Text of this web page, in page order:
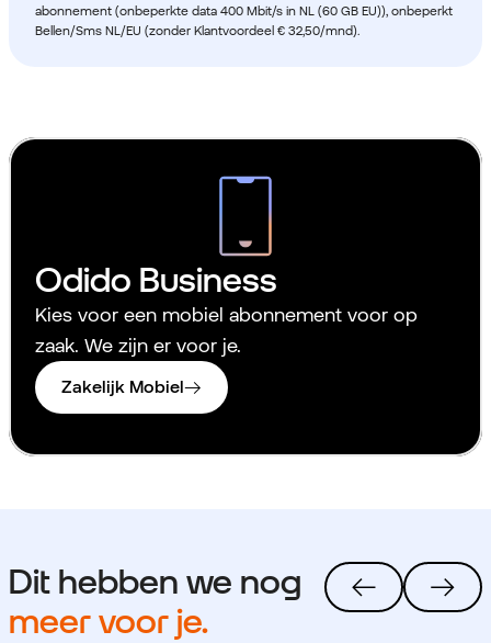
abonnement (onbeperkte data 400 Mbit/s in NL (60 GB EU)), onbeperkt
Bellen/Sms NL/EU (zonder Klantvoordeel € 32,50/mnd).
Odido Business
Kies voor een mobiel abonnement voor op
zaak. We zijn er voor je.
Zakelijk Mobiel
Dit hebben we nog
meer voor je.